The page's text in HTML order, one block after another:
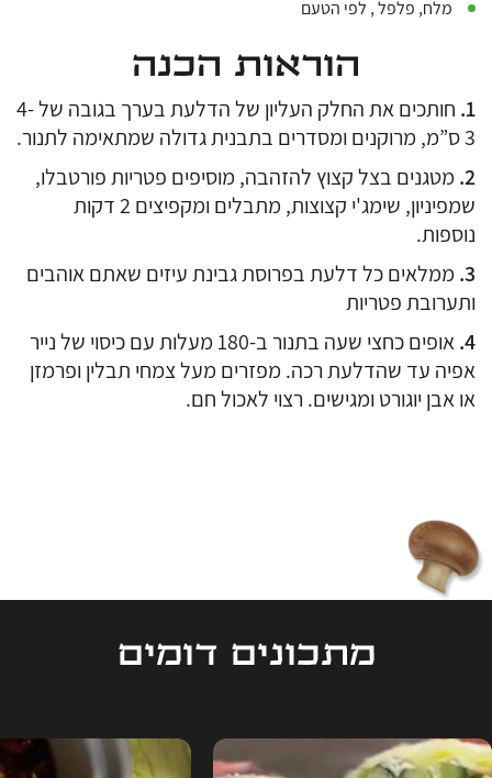
מלח, פלפל , לפי הטעם
הוראות הכנה
חותכים את החלק העליון של הדלעת בערך בגובה של 4-
3 ס”מ, מרוקנים ומסדרים בתבנית גדולה שמתאימה לתנור.
מטגנים בצל קצוץ להזהבה, מוסיפים פטריות פורטבלו,
שמפיניון, שימג'י קצוצות, מתבלים ומקפיצים 2 דקות
נוספות.
ממלאים כל דלעת בפרוסת גבינת עיזים שאתם אוהבים
ותערובת פטריות
אופים כחצי שעה בתנור ב-180 מעלות עם כיסוי של נייר
אפיה עד שהדלעת רכה. מפזרים מעל צמחי תבלין ופרמזן
או אבן יוגורט ומגישים. רצוי לאכול חם.
מתכונים דומים